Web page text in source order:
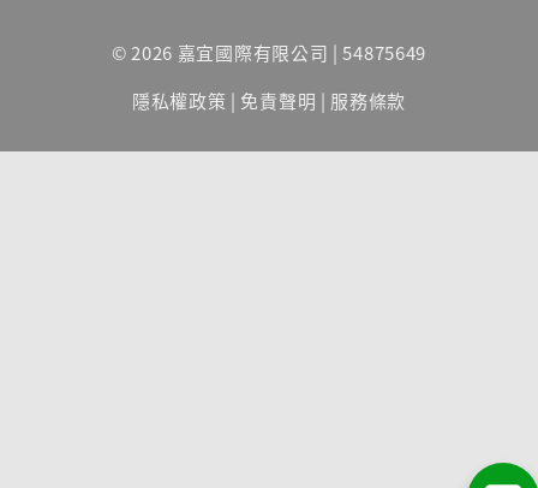
© 2026 嘉宜國際有限公司 | 54875649
隱私權政策 | 免責聲明 | 服務條款